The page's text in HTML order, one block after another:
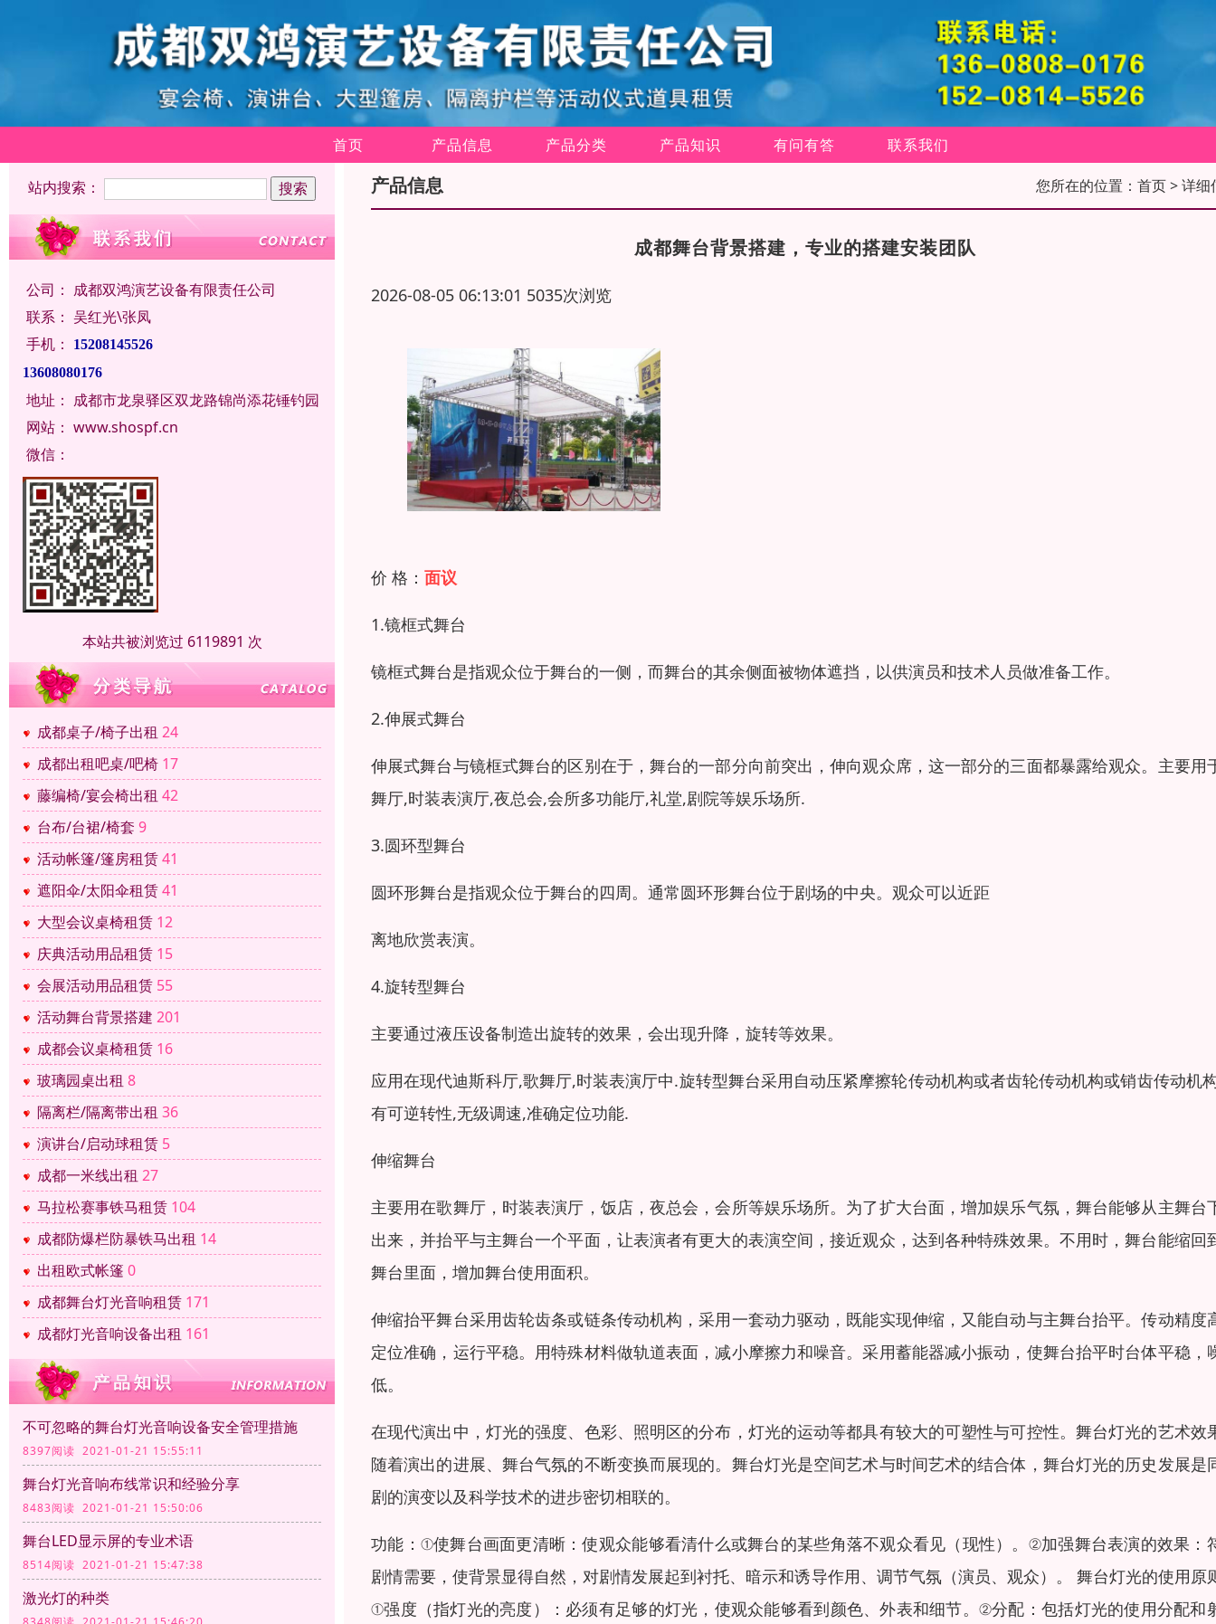
首页 产品信息 产品分类 产品知识 有问有答 联系我们
站内搜索：
公司： 成都双鸿演艺设备有限责任公司
联系： 吴红光\张凤
手机：
15208145526
13608080176
地址： 成都市龙泉驿区双龙路锦尚添花锤钓园
网站： www.shospf.cn
微信：
本站共被浏览过 6119891 次
成都桌子/椅子出租 24
成都出租吧桌/吧椅 17
藤编椅/宴会椅出租 42
台布/台裙/椅套 9
活动帐篷/篷房租赁41
遮阳伞/太阳伞租赁41
大型会议桌椅租赁 12
庆典活动用品租赁 15
会展活动用品租赁 55
活动舞台背景搭建 201
成都会议桌椅租赁 16
玻璃园桌出租 8
隔离栏/隔离带出租 36
演讲台/启动球租赁 5
成都一米线出租 27
马拉松赛事铁马租赁 104
成都防爆栏防暴铁马出租 14
出租欧式帐篷 0
成都舞台灯光音响租赁 171
成都灯光音响设备出租 161
不可忽略的舞台灯光音响设备安全管理措施
8397阅读 2021-01-21 15:55:11
舞台灯光音响布线常识和经验分享
8483阅读 2021-01-21 15:50:06
舞台LED显示屏的专业术语
8514阅读 2021-01-21 15:47:38
激光灯的种类
产品信息 您所在的位置： 首页> 详细
成都舞台背景搭建，专业的搭建安装团队
2026-08-05 06:13:01 5035次浏览
价 格： 面议
1.镜框式舞台
镜框式舞台是指观众位于舞台的一侧，而舞台的其余侧面被物体遮挡，以供演员和技术人员做准备工作。
2.伸展式舞台
伸展式舞台与镜框式舞台的区别在于，舞台的一部分向前突出，伸向观众席，这一部分的三面都暴露给观众。主要用
舞厅,时装表演厅,夜总会,会所多功能厅,礼堂,剧院等娱乐场所.
3.圆环型舞台
圆环形舞台是指观众位于舞台的四周。通常圆环形舞台位于剧场的中央。观众可以近距
离地欣赏表演。
4.旋转型舞台
主要通过液压设备制造出旋转的效果，会出现升降，旋转等效果。
应用在现代迪斯科厅,歌舞厅,时装表演厅中.旋转型舞台采用自动压紧摩擦轮传动机构或者齿轮传动机构或销齿传动机
有可逆转性,无级调速,准确定位功能.
伸缩舞台
主要用在歌舞厅，时装表演厅，饭店，夜总会，会所等娱乐场所。为了扩大台面，增加娱乐气氛，舞台能够从主舞台
出来，并抬平与主舞台一个平面，让表演者有更大的表演空间，接近观众，达到各种特殊效果。不用时，舞台能缩回
舞台里面，增加舞台使用面积。
伸缩抬平舞台采用齿轮齿条或链条传动机构，采用一套动力驱动，既能实现伸缩，又能自动与主舞台抬平。传动精度
定位准确，运行平稳。用特殊材料做轨道表面，减小摩擦力和噪音。采用蓄能器减小振动，使舞台抬平时台体平稳，
低。
在现代演出中，灯光的强度、色彩、照明区的分布，灯光的运动等都具有较大的可塑性与可控性。舞台灯光的艺术效
随着演出的进展、舞台气氛的不断变换而展现的。舞台灯光是空间艺术与时间艺术的结合体，舞台灯光的历史发展是
剧的演变以及科学技术的进步密切相联的。
功能：①使舞台画面更清晰：使观众能够看清什么或舞台的某些角落不观众看见（现性）。②加强舞台表演的效果：
剧情需要，使背景显得自然，对剧情发展起到衬托、暗示和诱导作用、调节气氛（演员、观众）。 舞台灯光的使用原
①强度（指灯光的亮度）：必须有足够的灯光，使观众能够看到颜色、外表和细节。②分配：包括灯光的使用分配和